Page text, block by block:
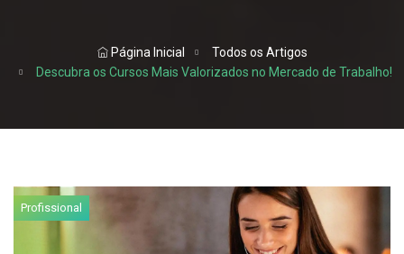
Página Inicial
Todos os Artigos
Descubra os Cursos Mais Valorizados no Mercado de Trabalho!
Profissional